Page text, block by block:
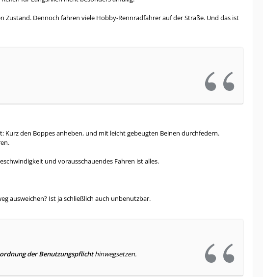
Zustand. Dennoch fahren viele Hobby-Rennradfahrer auf der Straße. Und das ist
Kurz den Boppes anheben, und mit leicht gebeugten Beinen durchfedern.
und vorausschauendes Fahren ist alles.
ausweichen? Ist ja schließlich auch unbenutzbar.
der Benutzungspflichthinwegsetzen.